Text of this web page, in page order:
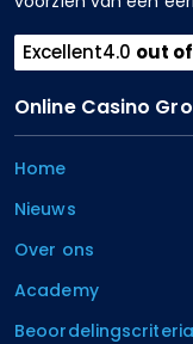
Excellent4.0 out
Online Casino
Home
Nieuws
Over ons
Academy
Beoordelingscriteria